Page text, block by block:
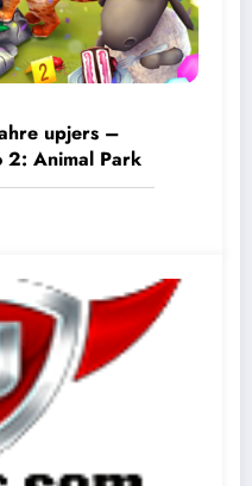
upjers –
2: Animal Park